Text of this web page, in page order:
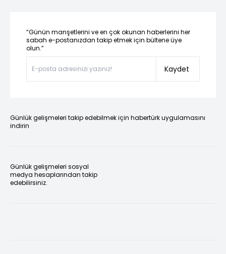
“Günün manşetlerini ve en çok okunan haberlerini her
sabah e-postanızdan takip etmek için bültene üye
olun.”
Kaydet
Günlük gelişmeleri takip edebilmek için habertürk uygulamasını
indirin
Günlük gelişmeleri sosyal
medya hesaplarından takip
edebilirsiniz.